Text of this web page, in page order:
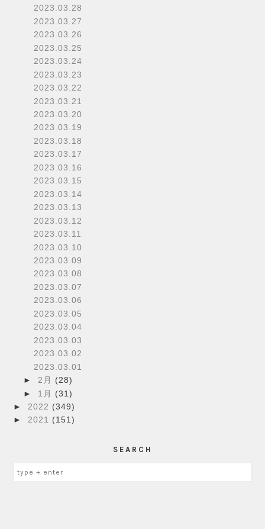
2023.03.28
2023.03.27
2023.03.26
2023.03.25
2023.03.24
2023.03.23
2023.03.22
2023.03.21
2023.03.20
2023.03.19
2023.03.18
2023.03.17
2023.03.16
2023.03.15
2023.03.14
2023.03.13
2023.03.12
2023.03.11
2023.03.10
2023.03.09
2023.03.08
2023.03.07
2023.03.06
2023.03.05
2023.03.04
2023.03.03
2023.03.02
2023.03.01
► 2月 (28)
► 1月 (31)
► 2022 (349)
►2021 (151)
SEARCH